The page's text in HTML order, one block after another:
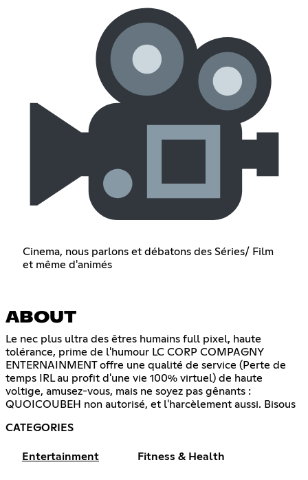
Cinema, nous parlons et débatons des Séries/ Film
et même d'animés
ABOUT
Le nec plus ultra des êtres humains full pixel, haute
tolérance, prime de l'humour LC CORP COMPAGNY
ENTERNAINMENT offre une qualité de service (Perte de
temps IRL au profit d'une vie 100% virtuel) de haute
voltige, amusez-vous, mais ne soyez pas gênants :
QUOICOUBEH non autorisé, et l'harcèlement aussi. Bisous
CATEGORIES
Entertainment Fitness & Health